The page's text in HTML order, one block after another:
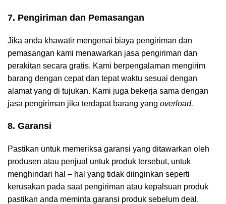
7. Pengiriman dan Pemasangan
Jika anda khawatir mengenai biaya pengiriman dan
pemasangan kami menawarkan jasa pengiriman dan
perakitan secara gratis. Kami berpengalaman mengirim
barang dengan cepat dan tepat waktu sesuai dengan
alamat yang di tujukan. Kami juga bekerja sama dengan
jasa pengiriman jika terdapat barang yang overload.
8. Garansi
Pastikan untuk memeriksa garansi yang ditawarkan oleh
produsen atau penjual untuk produk tersebut, untuk
menghindari hal – hal yang tidak diinginkan seperti
kerusakan pada saat pengiriman atau kepalsuan produk
pastikan anda meminta garansi produk sebelum deal.